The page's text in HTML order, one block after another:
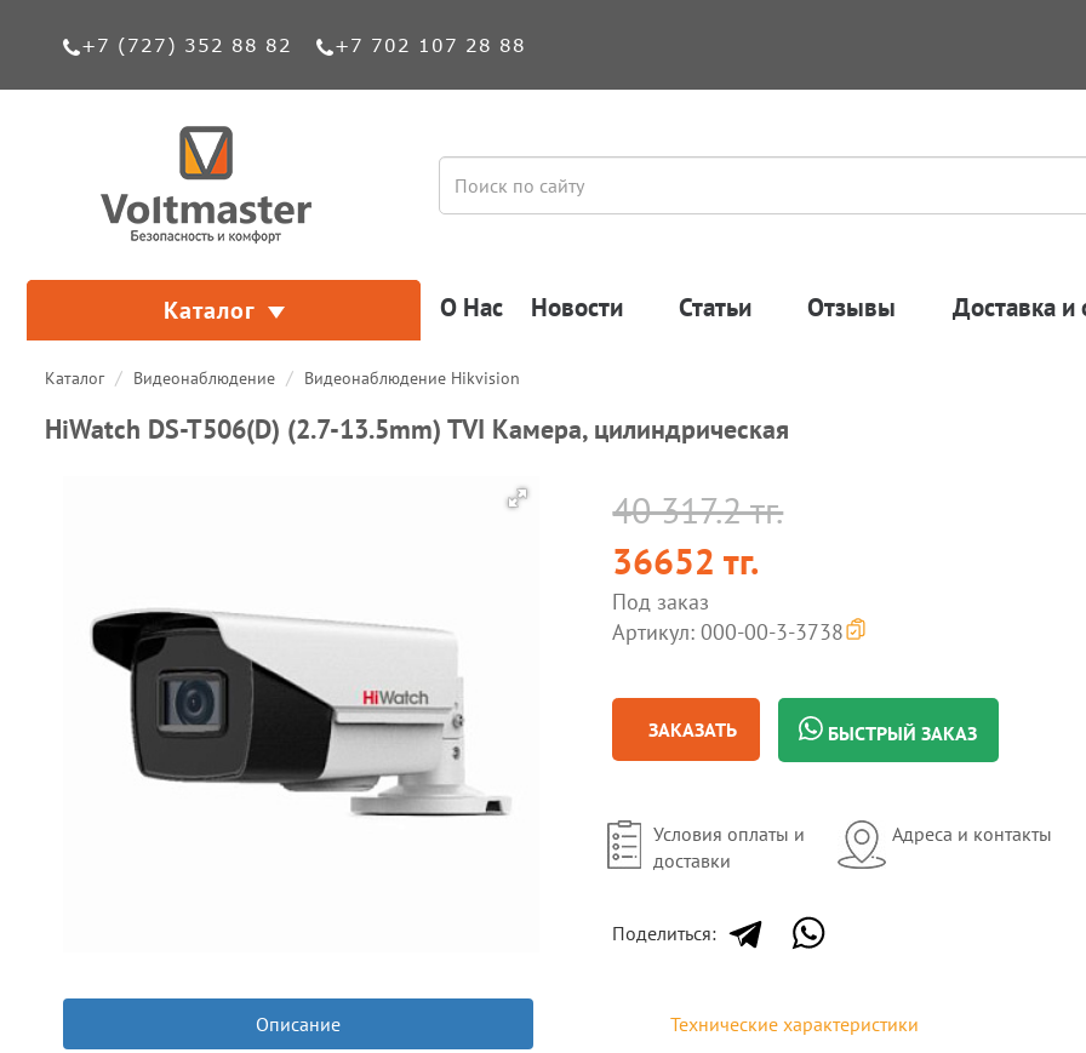
+7 (727) 352 88 82 +7 702 107 28 88
Каталог О Нас Новости Статьи Отзывы Доставка и
Каталог Видеонаблюдение Видеонаблюдение Hikvision
HiWatch DS-T506(D) (2.7-13.5mm) TVI Камера, цилиндрическая
40 317.2 тг.
36652 тг.
Под заказ
Артикул: 000-00-3-3738
ЗАКАЗАТЬ БЫСТРЫЙ ЗАКАЗ
Условия оплаты и
доставки
Адреса и контакты
Поделиться:
Описание Технические характеристики